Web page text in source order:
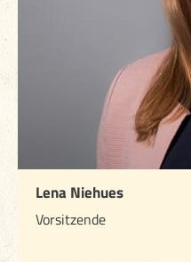
Lena Niehues
Vorsitzende